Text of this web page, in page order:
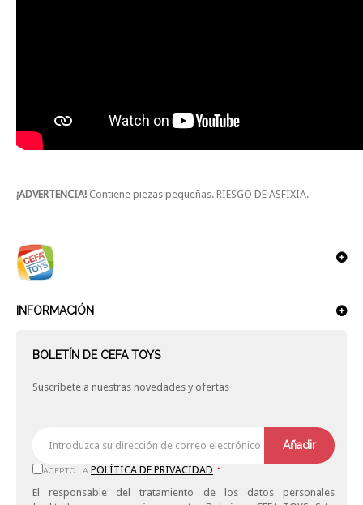
¡ADVERTENCIA! Contiene piezas pequeñas. RIESGO DE ASFIXIA.
INFORMACIÓN
BOLETÍN DE CEFA TOYS
Suscríbete a nuestras novedades y ofertas
Añadir
ACEPTO LA POLÍTICA DE PRIVACIDAD *
El responsable del tratamiento de los datos personales